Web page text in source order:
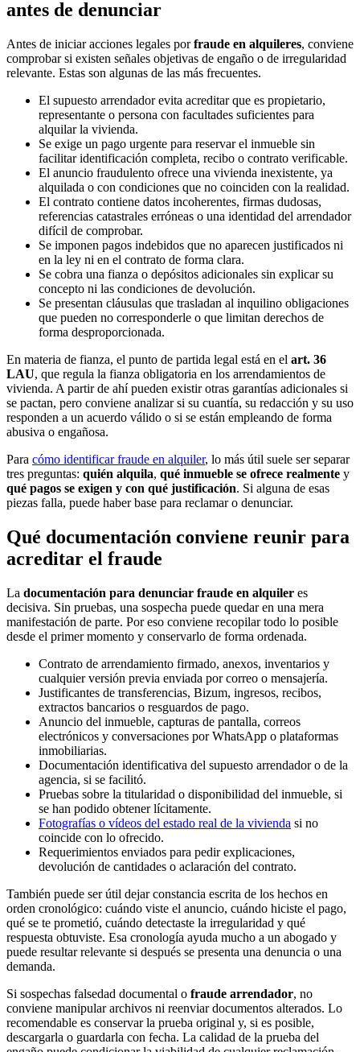
antes de denunciar
Antes de iniciar acciones legales porfraude en alquileres, conviene
comprobar si existen señales objetivas de engaño o de irregularidad
relevante. Estas son algunas de las más frecuentes.
El supuesto arrendador evita acreditar que es propietario,
representante o persona con facultades suficientes para
alquilar la vivienda.
Se exige un pago urgente para reservar el inmueble sin
facilitar identificación completa, recibo o contrato verificable.
El anuncio fraudulento ofrece una vivienda inexistente, ya
alquilada o con condiciones que no coinciden con la realidad.
El contrato contiene datos incoherentes, firmas dudosas,
referencias catastrales erróneas o una identidad del arrendador
difícil de comprobar.
Se imponen pagos indebidos que no aparecen justificados ni
en la ley ni en el contrato de forma clara.
Se cobra una fianza o depósitos adicionales sin explicar su
concepto ni las condiciones de devolución.
Se presentan cláusulas que trasladan al inquilino obligaciones
que pueden no corresponderle o que limitan derechos de
forma desproporcionada.
En materia de fianza, el punto de partida legal está en el art. 36
LAU, que regula la fianza obligatoria en los arrendamientos de
vivienda. A partir de ahí pueden existir otras garantías adicionales si
se pactan, pero conviene analizar si su cuantía, su redacción y su uso
responden a un acuerdo válido o si se están empleando de forma
abusiva o engañosa.
Para cómo identificar fraude en alquiler, lo más útil suele ser separar
tres preguntas: quién alquila, qué inmueble se ofrece realmente y
qué pagos se exigen y con qué justificación. Si alguna de esas
piezas falla, puede haber base para reclamar o denunciar.
Qué documentación conviene reunir para
acreditar el fraude
La documentación para denunciar fraude en alquiler es
decisiva. Sin pruebas, una sospecha puede quedar en una mera
manifestación de parte. Por eso conviene recopilar todo lo posible
desde el primer momento y conservarlo de forma ordenada.
Contrato de arrendamiento firmado, anexos, inventarios y
cualquier versión previa enviada por correo o mensajería.
Justificantes de transferencias, Bizum, ingresos, recibos,
extractos bancarios o resguardos de pago.
Anuncio del inmueble, capturas de pantalla, correos
electrónicos y conversaciones por WhatsApp o plataformas
inmobiliarias.
Documentación identificativa del supuesto arrendador o de la
agencia, si se facilitó.
Pruebas sobre la titularidad o disponibilidad del inmueble, si
se han podido obtener lícitamente.
Fotografías o vídeos del estado real de la vivienda si no
coincide con lo ofrecido.
Requerimientos enviados para pedir explicaciones,
devolución de cantidades o aclaración del contrato.
También puede ser útil dejar constancia escrita de los hechos en
orden cronológico: cuándo viste el anuncio, cuándo hiciste el pago,
qué se te prometió, cuándo detectaste la irregularidad y qué
respuesta obtuviste. Esa cronología ayuda mucho a un abogado y
puede resultar relevante si después se presenta una denuncia o una
demanda.
Si sospechas falsedad documental o fraude arrendador, no
conviene manipular archivos ni reenviar documentos alterados. Lo
recomendable es conservar la prueba original y, si es posible,
descargarla o guardarla con fecha. La calidad de la prueba del